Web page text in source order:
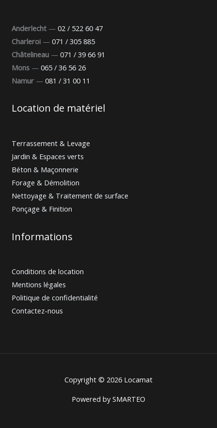
Anderlecht — 02 / 522 60 47
Charleroi — 071 / 305 885
Châtelineau — 071 / 39 66 91
Mons — 065 / 36 56 26
Namur — 081 / 31 00 11
Location de matériel
Terrassement & Levage
Jardin & Espaces verts
Béton & Maçonnerie
Forage & Démolition
Nettoyage & Traitement de surface
Ponçage & Finition
Informations
Conditions de location
Mentions légales
Politique de confidentialité
Contactez-nous
Copyright © 2026 Locamat
Powered bySMARTEO